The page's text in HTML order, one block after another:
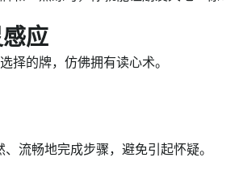
应
择的牌，仿佛拥有读心术。
流畅地完成步骤，避免引起怀疑。